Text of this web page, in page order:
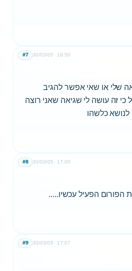
30/03/05 16:50
#7
שלי או שאי אפשר להגיב
כי זה עושה לי שגיאה שאני רוצה
כלשהו
30/03/05 17:00
#8
30/03/05 17:07
#9